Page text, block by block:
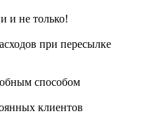
и не только!
при пересылке
способом
клиентов